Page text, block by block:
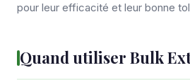
pour leur efficacité et leur bonne
Quand utiliser Bulk